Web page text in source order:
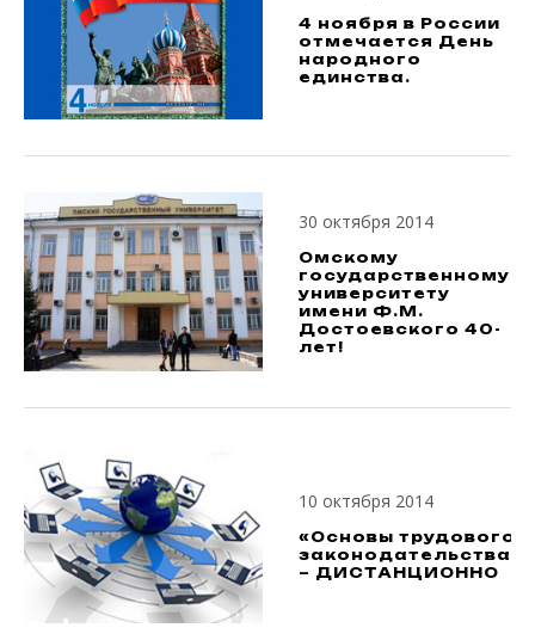
4 ноября в России
отмечается День
народного
единства.
30 октября 2014
Омскому
государственному
университету
имени Ф.М.
Достоевского 40-
лет!
10 октября 2014
«Основы трудового
законодательства»
– ДИСТАНЦИОННО